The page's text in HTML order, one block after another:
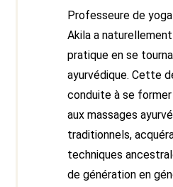
Professeure de
Akila a
pratique en se
ayurvédique. Cette
conduite à se
aux massages
traditionnels,
techniques
de génération en